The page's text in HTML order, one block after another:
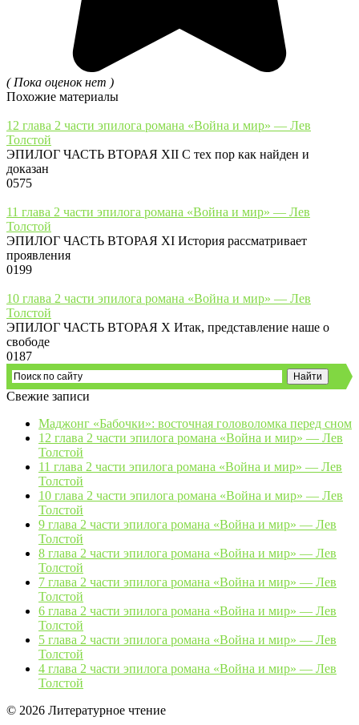
( Пока оценок нет )
Похожие материалы
12 глава 2 части эпилога романа «Война и мир» — Лев
Толстой
ЭПИЛОГ ЧАСТЬ ВТОРАЯ XII С тех пор как найден и
доказан
0575
11 глава 2 части эпилога романа «Война и мир» — Лев
Толстой
ЭПИЛОГ ЧАСТЬ ВТОРАЯ XI История рассматривает
проявления
0199
10 глава 2 части эпилога романа «Война и мир» — Лев
Толстой
ЭПИЛОГ ЧАСТЬ ВТОРАЯ X Итак, представление наше о
свободе
0187
Свежие записи
Маджонг «Бабочки»: восточная головоломка перед сном
12 глава 2 части эпилога романа «Война и мир» — Лев
Толстой
11 глава 2 части эпилога романа «Война и мир» — Лев
Толстой
10 глава 2 части эпилога романа «Война и мир» — Лев
Толстой
9 глава 2 части эпилога романа «Война и мир» — Лев
Толстой
8 глава 2 части эпилога романа «Война и мир» — Лев
Толстой
7 глава 2 части эпилога романа «Война и мир» — Лев
Толстой
6 глава 2 части эпилога романа «Война и мир» — Лев
Толстой
5 глава 2 части эпилога романа «Война и мир» — Лев
Толстой
4 глава 2 части эпилога романа «Война и мир» — Лев
Толстой
© 2026 Литературное чтение